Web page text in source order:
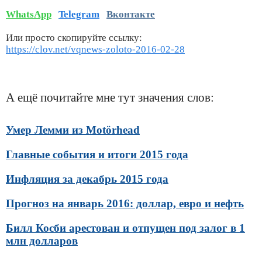
WhatsApp
Telegram Вконтакте
Или просто скопируйте ссылку:
https://clov.net/vqnews-zoloto-2016-02-28
А ещё почитайте мне тут значения слов:
Умер Лемми из Motörhead
Главные события и итоги 2015 года
Инфляция за декабрь 2015 года
Прогноз на январь 2016: доллар, евро и нефть
Билл Косби арестован и отпущен под залог в 1
млн долларов